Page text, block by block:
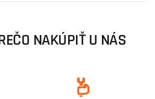
NAKÚPIŤ U NÁS